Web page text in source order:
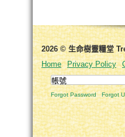
2026 © 生命樹靈糧堂
Home
Privacy Policy
Forgot Password Forgot